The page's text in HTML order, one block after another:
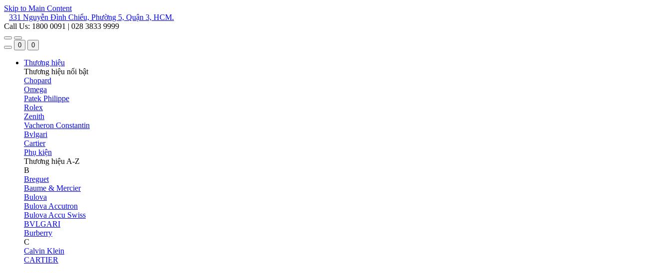
Skip to Main Content
331 Nguyễn Đình Chiểu, Phường 5, Quận 3, HCM.
Call Us: 1800 0091 | 028 3833 9999
0 0
Thương hiệu
Thương hiệu nổi bật
Chopard
Omega
Patek Philippe
Rolex
Zenith
Vacheron Constantin
Bvlgari
Cartier
Phụ kiện
Thương hiệu A-Z
B
Breguet
Baume & Mercier
Bulova
Bulova Accutron
Bulova Accu Swiss
BVLGARI
Burberry
C
Calvin Klein
CARTIER